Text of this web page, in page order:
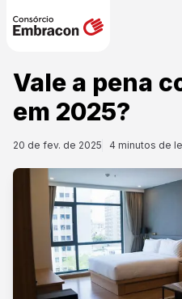
Vale a pena
em 2025?
20 de fev. de 2025 4 minutos de